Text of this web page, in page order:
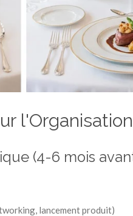
l'Organisation
(4-6 mois
lancement produit)